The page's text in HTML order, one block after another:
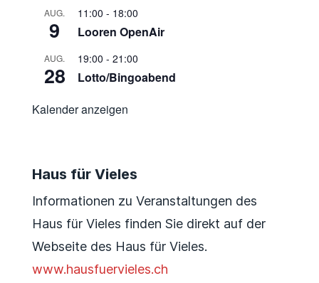
AUG.
9
11:00 - 18:00
Looren OpenAir
AUG.
28
19:00 - 21:00
Lotto/Bingoabend
Kalender anzeigen
Haus für Vieles
Informationen zu Veranstaltungen des
Haus für Vieles finden Sie direkt auf der
Webseite des Haus für Vieles.
www.hausfuervieles.ch